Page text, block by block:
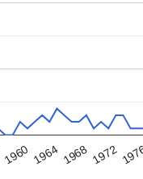
1960 1964 1968 1972